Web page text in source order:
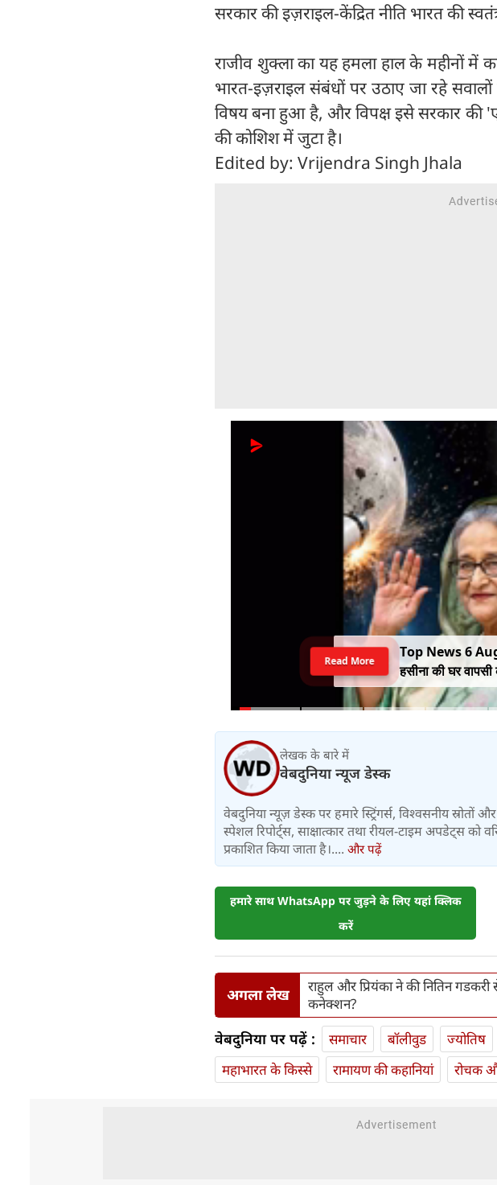
सरकार की इज़राइल-केंद्रित नीति भारत की
राजीव शुक्ला का यह हमला हाल के महीनों में
भारत-इज़राइल संबंधों पर उठाए जा रहे
विषय बना हुआ है, और विपक्ष इसे सरकार की
की कोशिश में जुटा है।
Edited by: Vrijendra Singh Jhala
Top News 6
हसीना की घर
Read More
लेखक के बारे में
वेबदुनिया न्यूज डेस्क
वेबदुनिया न्यूज़ डेस्क पर हमारे स्ट्रिंगर्स, विश्वसनीय स्रोतों और
स्पेशल रिपोर्ट्स, साक्षात्कार तथा रीयल-टाइम अपडेट्स को
प्रकाशित किया जाता है।.... और पढ़ें
हमारे साथ WhatsApp पर जुड़ने के लिए यहां क्लिक
करें
अगला लेख
राहुल और प्रियंका ने की नितिन
कनेक्‍शन?
वेबदुनिया पर पढ़ें : समाचार बॉलीवुड ज्योतिष
महाभारत के किस्से
रामायण की कहानियां रोचक